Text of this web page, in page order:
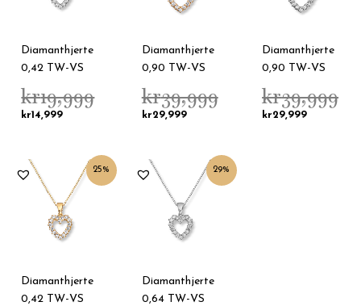
Diamanthjerte
0,42 TW-VS
kr19,999
kr14,999
Diamanthjerte
0,90 TW-VS
kr39,999
kr29,999
Diamanthjerte
0,90 TW-VS
kr39,999
kr29,999
25%
Diamanthjerte
0,42 TW-VS
Opprinnelig
Nåværende
pris
er:
kr14,999.
29%
Diamanthjerte
0,64 TW-VS
Opprinnelig
pris
kr27,999.
Nåværende
pris
er:
kr19,999.